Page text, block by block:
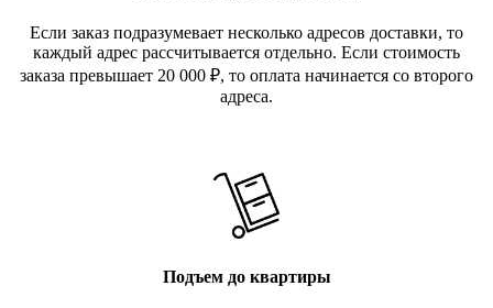
Если заказ подразумевает несколько адресов доставки, то
каждый адрес рассчитывается отдельно. Если стоимость
заказа превышает 20 000 ₽, то оплата начинается со второго
адреса.
Подъем до квартиры